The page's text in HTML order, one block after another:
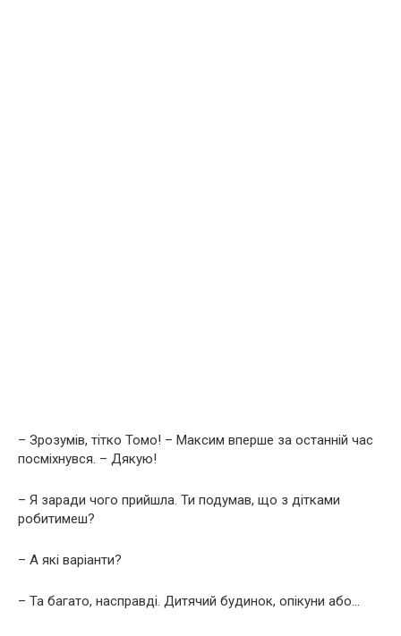
– Зрозумів, тітко Томо! – Максим вперше за останній час
посміхнувся. – Дякую!
– Я заради чого прийшла. Ти подумав, що з дітками
робитимеш?
– А які варіанти?
– Та багато, насправді. Дитячий будинок, опікуни або…